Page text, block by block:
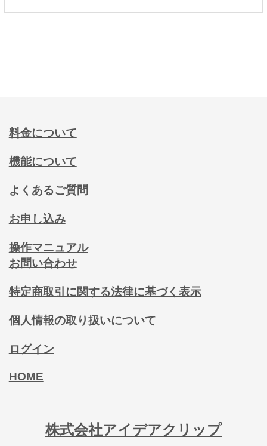
料金について
機能について
よくあるご質問
お申し込み
操作マニュアル
お問い合わせ
特定商取引に関する法律に基づく表示
個人情報の取り扱いについて
ログイン
HOME
株式会社アイデアクリップ